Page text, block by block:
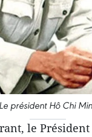
Le président Hô Chi
le